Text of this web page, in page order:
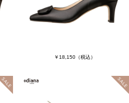
￥18,150 （税込）